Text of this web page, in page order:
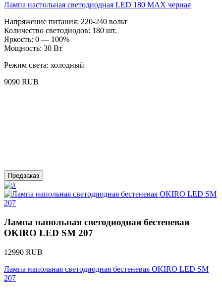
Лампа настольная светодиодная LED 180 MAX черная
Напряжение питания: 220-240 вольт
Количество светодиодов: 180 шт.
Яркость: 0 — 100%
Мощность: 30 Вт
Режим света: холодный
9090 RUB
Предзаказ
Лампа напольная светодиодная бестеневая
OKIRО LED SM 207
12990 RUB
Лампа напольная светодиодная бестеневая OKIRО LED SM
207